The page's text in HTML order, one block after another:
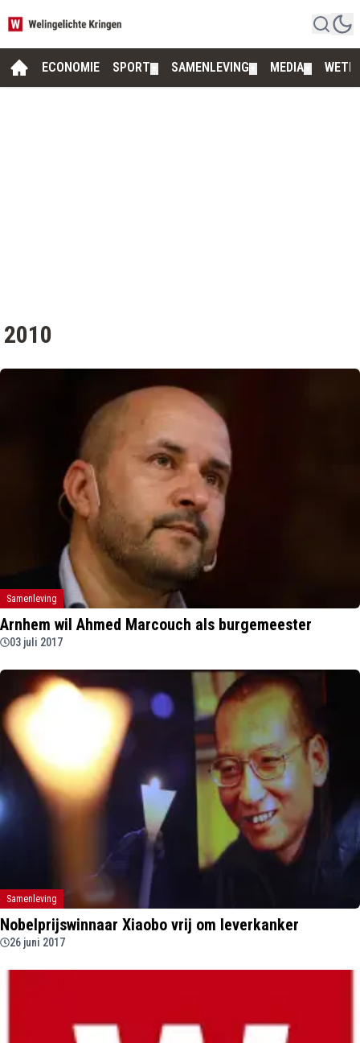
ECONOMIE SPORT SAMENLEVING MEDIA
2010
Samenleving
Arnhem wil Ahmed Marcouch als burgemeester
03 juli 2017
Samenleving
Nobelprijswinnaar Xiaobo vrij om leverkanker
26 juni 2017